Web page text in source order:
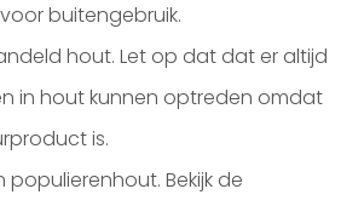
buitengebruik.
hout. Let op dat dat er altijd
in hout kunnen optreden omdat
is.
populierenhout. Bekijk de